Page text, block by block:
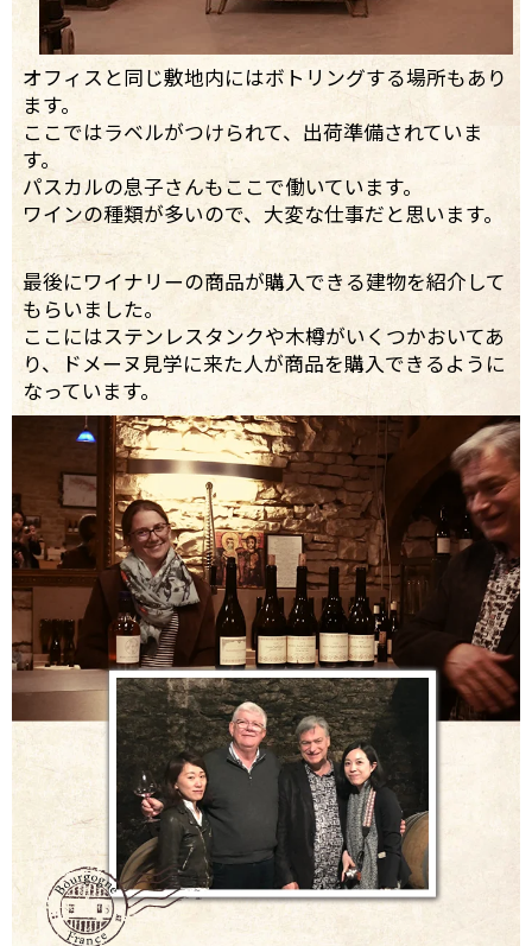
オフィスと同じ敷地内にはボトリングする場所もあり
ます。
ここではラベルがつけられて、出荷準備されていま
す。
パスカルの息子さんもここで働いています。
ワインの種類が多いので、大変な仕事だと思います。
最後にワイナリーの商品が購入できる建物を紹介して
もらいました。
ここにはステンレスタンクや木樽がいくつかおいてあ
り、ドメーヌ見学に来た人が商品を購入できるように
なっています。